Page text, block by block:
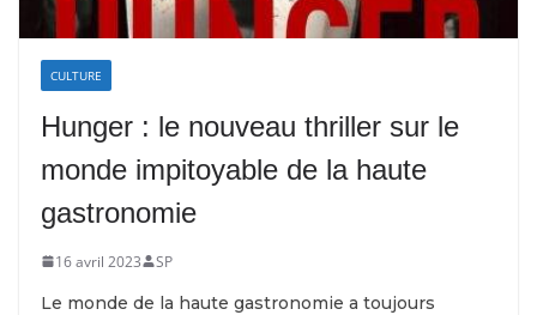
CULTURE
Hunger : le nouveau thriller sur le
monde impitoyable de la haute
gastronomie
16 avril 2023 SP
Le monde de la haute gastronomie a toujours